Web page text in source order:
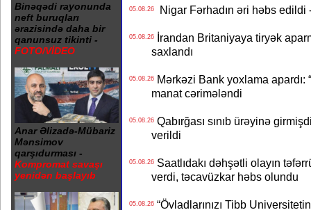
Binəqədi rayonunda
neft buruqları
ərazisində daha bir
qanunsuz tikinti -
FOTO/VİDEO
Anar Əlizadə-Mübariz
Mənsimov
qarşıdurması -
Kompromat savaşı
yenidən başlayıb
05.08.26Nigar Fərhadın əri həbs edildi
05.08.26İrandan Britaniyaya tiryək
saxlandı
05.08.26Mərkəzi Bank yoxlama apardı:
manat cərimələndi
05.08.26Qabırğası sınıb ürəyinə
verildi
05.08.26Saatlıdakı dəhşətli olayın
verdi, təcavüzkar həbs olundu
05.08.26“Övladlarınızı Tibb